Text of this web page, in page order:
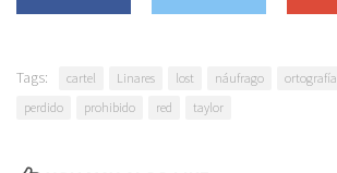
Tags: cartel Linares lost náufrago ortografía
perdido
prohibido red taylor